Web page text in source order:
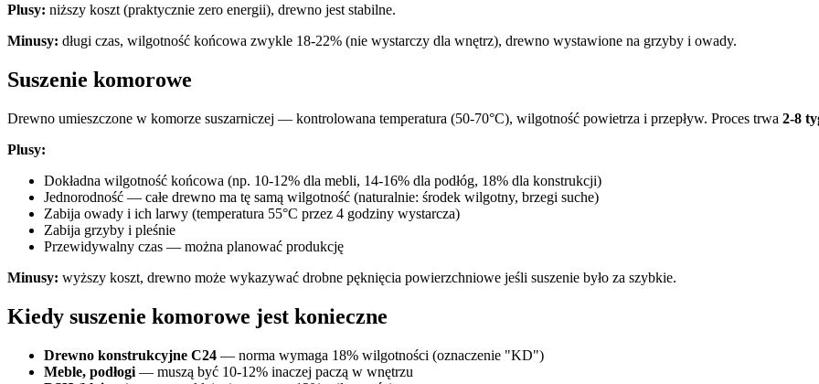
Plusy: niższy koszt (praktycznie zero energii), drewno jest stabilne.
Minusy: długi czas, wilgotność końcowa zwykle 18-22% (nie wystarczy dla wnętrz), drewno wystawione na grzyby i owady.
Suszenie komorowe
Drewno umieszczone w komorze suszarniczej — kontrolowana temperatura (50-70°C), wilgotność powietrza i przepływ. Proces trwa 2-8
Plusy:
Dokładna wilgotność końcowa (np. 10-12% dla mebli, 14-16% dla podłóg, 18% dla konstrukcji)
Jednorodność — całe drewno ma tę samą wilgotność (naturalnie: środek wilgotny, brzegi suche)
Zabija owady i ich larwy (temperatura 55°C przez 4 godziny wystarcza)
Zabija grzyby i pleśnie
Przewidywalny czas — można planować produkcję
Minusy: wyższy koszt, drewno może wykazywać drobne pęknięcia powierzchniowe jeśli suszenie było za szybkie.
Kiedy suszenie komorowe jest konieczne
Drewno konstrukcyjne C24 — norma wymaga 18% wilgotności (oznaczenie "KD")
Meble, podłogi — muszą być 10-12% inaczej paczą w wnętrzu